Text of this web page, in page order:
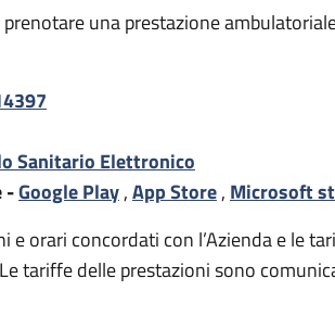
una prestazione
Sanitario Elettronico
-Google Play,App Store, Microsoft
e orari concordati con l’Azienda e le
tariffe delle prestazioni sono